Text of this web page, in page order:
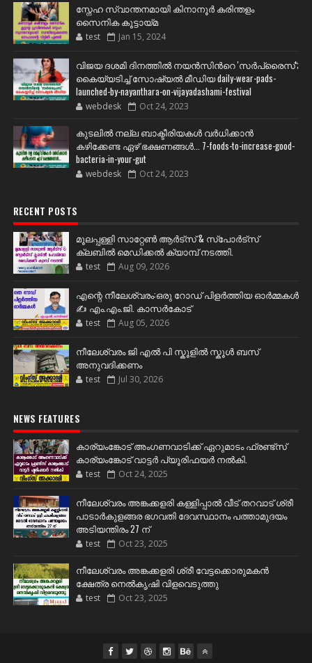
സ്നേഹ സ്വാന്തനമായി കിനാനൂർ കരിന്തളം
സൈനിക കൂട്ടായ്മ
test Jan 15, 2024
വിജയ ദശമി ദിനത്തില്‍ നയന്‍സിന്‍റെ 'സര്‍പ്രൈസ്';
കൈയ്യടിച്ച് സോഷ്യല്‍ മീഡിയ daily-wear-pads-
launched-by-nayanthara-on-vijayadashami-festival
webdesk Oct 24, 2023
കുടലിൽ നല്ല ബാക്ടീരിയകൾ വര്‍ധിക്കാന്‍
കഴിക്കേണ്ട ഏഴ് ഭക്ഷണങ്ങള്‍... 7-foods-to-increase-good-
bacteria-in-your-gut
webdesk Oct 24, 2023
RECENT POSTS
മൂലപ്പള്ളി സാറ്റേൺ ആർട്സ് & സ്പോർട്സ്
ക്ലബിൽ മെഡിക്കൽ ക്യാമ്പ് നടത്തി.
test Aug 09, 2026
എന്റെ നീലേശ്വരം:ഒരു റോഡ് പിളർത്തിയ ഓർമ്മകൾ
✍️ എം.എം.ജി. കാസർകോട്
test Aug 05, 2026
നീലേശ്വരം ജി എൽ പി സ്കൂളിൽ സ്കൂൾ ബസ്
അനുവദിക്കണം
test Jul 30, 2026
NEWS FEATURES
കാര്യംങ്കോട് അംഗണവാടിക്ക് ഏറുമാടം ഫ്രണ്ട്സ്
കാര്യംങ്കോട് വാട്ടർ പ്യൂരിഫയർ നൽകി.
test Oct 24, 2025
നീലേശ്വരം അങ്കക്കളരി കള്ളിപ്പാൽ വീട് തറവാട് ശ്രീ
പാടാർകുളങ്ങര ഭഗവതി ദേവസ്ഥാനം പത്താമുദയം
അടിയന്തിരം 27 ന്
test Oct 23, 2025
നീലേശ്വരം അങ്കക്കളരി ശ്രീ വേട്ടക്കൊരുമകൻ
ക്ഷേത്ര നെൽകൃഷി വിളവെടുത്തു
test Oct 23, 2025